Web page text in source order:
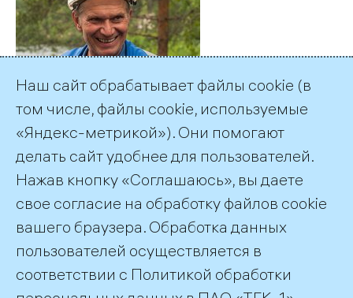
©2026 ПАО «ТГК–1»
Наш сайт обрабатывает файлы cookie (в
том числе, файлы cookie, используемые
«Яндекс-метрикой»). Они помогают
делать сайт удобнее для пользователей.
Нажав кнопку «Соглашаюсь», вы даете
свое согласие на обработку файлов cookie
вашего браузера. Обработка данных
пользователей осуществляется в
соответствии с Политикой обработки